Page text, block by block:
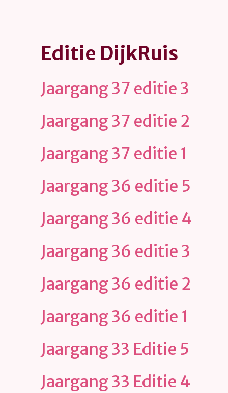
Editie DijkRuis
Jaargang 37 editie 3
Jaargang 37 editie 2
Jaargang 37 editie 1
Jaargang 36 editie 5
Jaargang 36 editie 4
Jaargang 36 editie 3
Jaargang 36 editie 2
Jaargang 36 editie 1
Jaargang 33 Editie 5
Jaargang 33 Editie 4